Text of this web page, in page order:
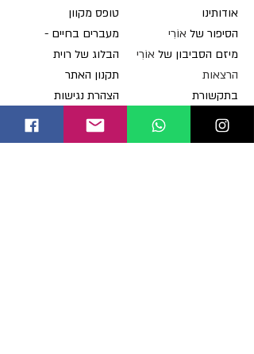
טופס מקוון
מעברים בחיים -
הבלוג של רוית
תקנון האתר
הצהרת נגישות
אודותינו
הסיפור של אוֹרִי
מיזם הסביבון של אוֹרִי
הרצאות
בתקשורת
תרומות
להזמנ